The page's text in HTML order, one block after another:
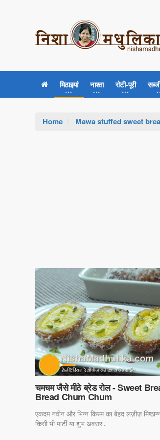
मिठाइयां नाश्ता रोटी-पूरी
Home Mawa stuffed sweet
चमचम जैसे मीठे ब्रेड रोल - Sweet
Bread Chum Chum
एकदम नवीन और भिन्न किस्म का बेहद लज़ीज़
किसी भी पार्टी या शुभ अवसर...